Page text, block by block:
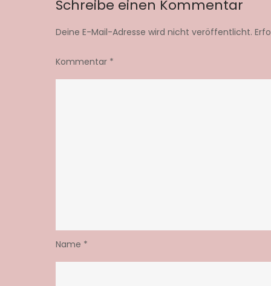
Schreibe einen Kommentar
Deine E-Mail-Adresse wird nicht veröffentlicht.
Kommentar *
Name *